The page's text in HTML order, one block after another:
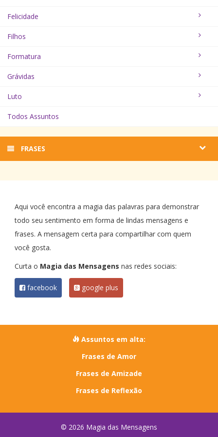
Felicidade
Filhos
Formatura
Grávidas
Luto
Todos Assuntos
FRASES
Aqui você encontra a magia das palavras para demonstrar
todo seu sentimento em forma de lindas mensagens e
frases. A mensagem certa para compartilhar com quem
você gosta.
Curta o Magia das Mensagens nas redes sociais:
facebook google plus
Assuntos em alta:
Frases de Amor
Frases de Amizade
Frases de Reflexão
© 2026 Magia das Mensagens